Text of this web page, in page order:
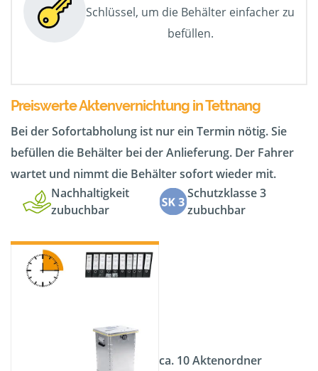
Schlüssel, um die Behälter einfacher zu
befüllen.
Preiswerte Aktenvernichtung in Tettnang
Bei der Sofortabholung ist nur ein Termin nötig. Sie
befüllen die Behälter bei der Anlieferung. Der Fahrer
wartet und nimmt die Behälter sofort wieder mit.
Nachhaltigkeit
zubuchbar
Schutzklasse 3
zubuchbar
ca. 10 Aktenordner